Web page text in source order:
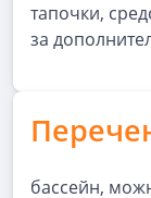
тапочки,
за
бассейн,